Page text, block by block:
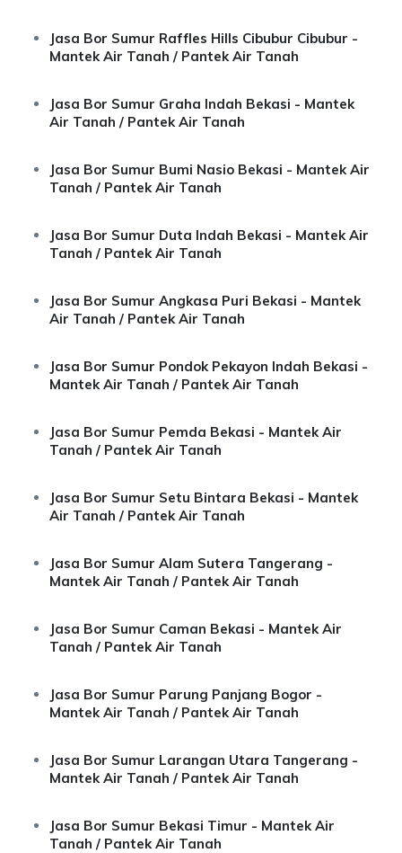
Jasa Bor Sumur Raffles Hills Cibubur Cibubur -
Mantek Air Tanah / Pantek Air Tanah
Jasa Bor Sumur Graha Indah Bekasi - Mantek
Air Tanah / Pantek Air Tanah
Jasa Bor Sumur Bumi Nasio Bekasi - Mantek Air
Tanah / Pantek Air Tanah
Jasa Bor Sumur Duta Indah Bekasi - Mantek Air
Tanah / Pantek Air Tanah
Jasa Bor Sumur Angkasa Puri Bekasi - Mantek
Air Tanah / Pantek Air Tanah
Jasa Bor Sumur Pondok Pekayon Indah Bekasi -
Mantek Air Tanah / Pantek Air Tanah
Jasa Bor Sumur Pemda Bekasi - Mantek Air
Tanah / Pantek Air Tanah
Jasa Bor Sumur Setu Bintara Bekasi - Mantek
Air Tanah / Pantek Air Tanah
Jasa Bor Sumur Alam Sutera Tangerang -
Mantek Air Tanah / Pantek Air Tanah
Jasa Bor Sumur Caman Bekasi - Mantek Air
Tanah / Pantek Air Tanah
Jasa Bor Sumur Parung Panjang Bogor -
Mantek Air Tanah / Pantek Air Tanah
Jasa Bor Sumur Larangan Utara Tangerang -
Mantek Air Tanah / Pantek Air Tanah
Jasa Bor Sumur Bekasi Timur - Mantek Air
Tanah / Pantek Air Tanah